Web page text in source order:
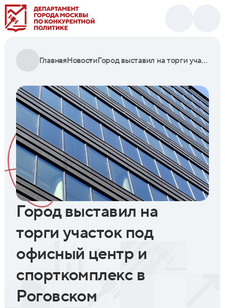
ГлавнаяНовости Город выставил на торги участок под офисный центр и спорткомплекс в Роговском
Город выставил на
торги участок под
офисный центр и
спорткомплекс в
Роговском